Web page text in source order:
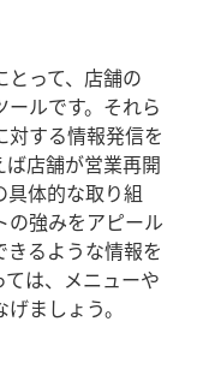
って、店舗の
ルです。それら
対する情報発信を
ば店舗が営業再開
具体的な取り組
の強みをアピール
るような情報を
は、メニューや
ましょう。